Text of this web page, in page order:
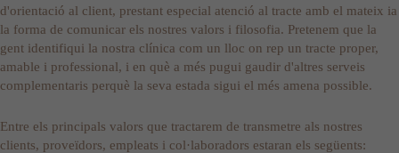
d'orientació al client, prestant especial atenció al tracte amb el mateix ia
la forma de comunicar els nostres valors i filosofia. Pretenem que la
gent identifiqui la nostra clínica com un lloc on rep un tracte proper,
amable i professional, i en què a més pugui gaudir d'altres serveis
complementaris perquè la seva estada sigui el més amena possible.
Entre els principals valors que tractarem de transmetre als nostres
clients, proveïdors, empleats i col·laboradors estaran els següents: